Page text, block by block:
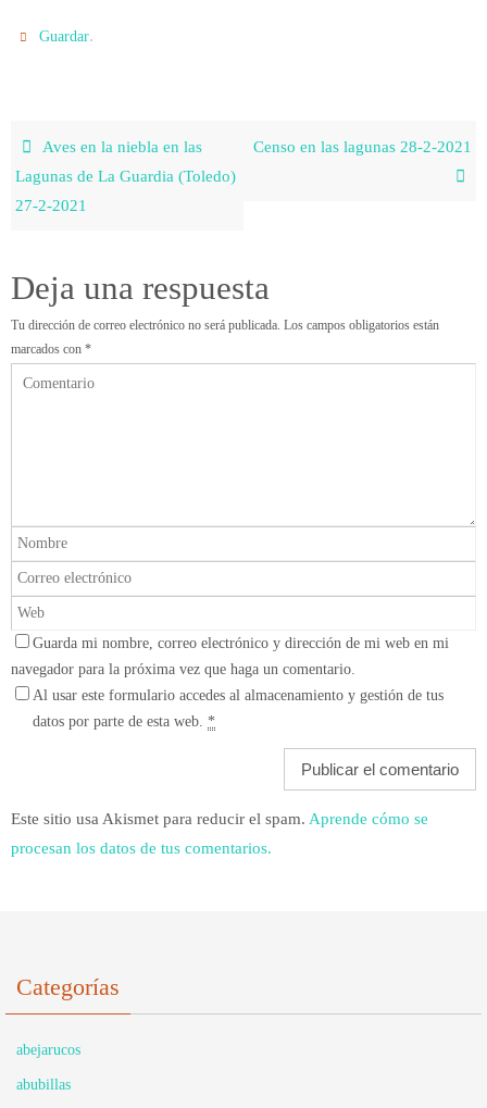
Guardar.
Aves en la niebla en las
Lagunas de La Guardia (Toledo)
27-2-2021
Censo en las lagunas 28-2-2021
Deja una respuesta
Tu dirección de correo electrónico no será publicada. Los campos obligatorios están
marcados con *
Guarda mi nombre, correo electrónico y dirección de mi web en mi
navegador para la próxima vez que haga un comentario.
Al usar este formulario accedes al almacenamiento y gestión de tus
datos por parte de esta web. *
Este sitio usa Akismet para reducir el spam. Aprende cómo se
procesan los datos de tus comentarios.
Categorías
abejarucos
abubillas